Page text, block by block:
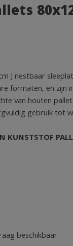
J nestbaar
formaten, en
van houten
gebruik tot
KUNSTSTOF
beschikbaar